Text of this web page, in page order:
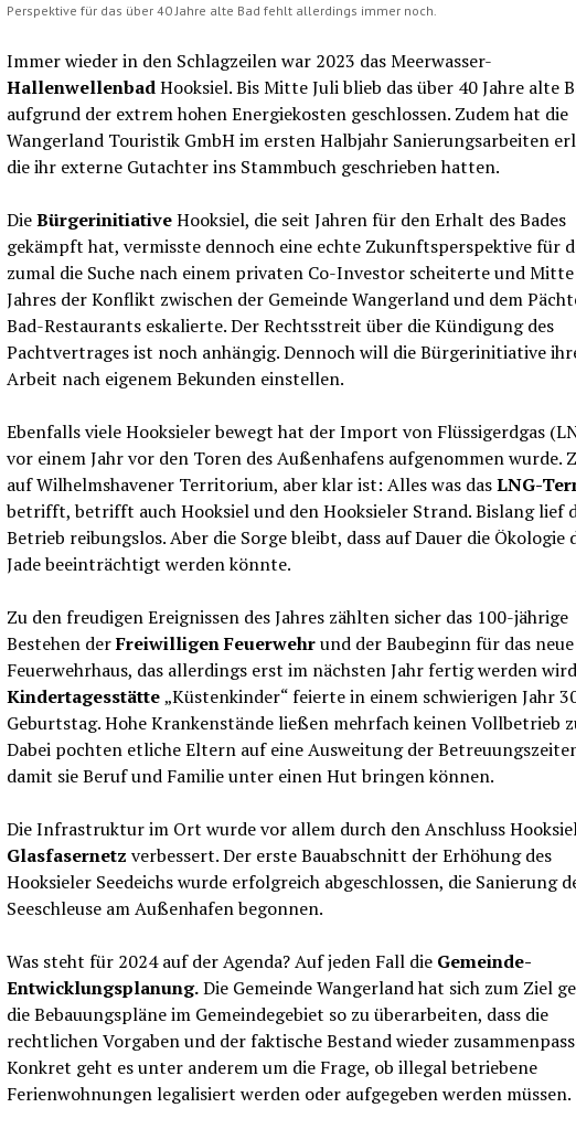
Perspektive für das über 40 Jahre alte Bad fehlt allerdings immer noch.
Immer wieder in den Schlagzeilen war 2023 das Meerwasser-
HallenwellenbadHooksiel. Bis Mitte Juli blieb das über 40 Jahre alte
aufgrund der extrem hohen Energiekosten geschlossen. Zudem hat die
Wangerland Touristik GmbH im ersten Halbjahr Sanierungsarbeiten
die ihr externe Gutachter ins Stammbuch geschrieben hatten.
DieBürgerinitiativeHooksiel, die seit Jahren für den Erhalt des Bades
gekämpft hat, vermisste dennoch eine echte Zukunftsperspektive für
zumal die Suche nach einem privaten Co-Investor scheiterte und Mitte
Jahres der Konflikt zwischen der Gemeinde Wangerland und dem
Bad-Restaurants eskalierte. Der Rechtsstreit über die Kündigung des
Pachtvertrages ist noch anhängig. Dennoch will die Bürgerinitiative
Arbeit nach eigenem Bekunden einstellen.
Ebenfalls viele Hooksieler bewegt hat der Import von Flüssigerdgas
vor einem Jahr vor den Toren des Außenhafens aufgenommen wurde.
auf Wilhelmshavener Territorium, aber klar ist: Alles was dasLNG-
betrifft, betrifft auch Hooksiel und den Hooksieler Strand. Bislang lief
Betrieb reibungslos. Aber die Sorge bleibt, dass auf Dauer die Ökologie
Jade beeinträchtigt werden könnte.
Zu den freudigen Ereignissen des Jahres zählten sicher das 100-jährige
Bestehen derFreiwilligen Feuerwehrund der Baubeginn für das neue
Feuerwehrhaus, das allerdings erst im nächsten Jahr fertig werden
Kindertagesstätte„Küstenkinder“ feierte in einem schwierigen Jahr
Geburtstag. Hohe Krankenstände ließen mehrfach keinen Vollbetrieb
Dabei pochten etliche Eltern auf eine Ausweitung der
damit sie Beruf und Familie unter einen Hut bringen können.
Die Infrastruktur im Ort wurde vor allem durch den Anschluss
Glasfasernetz verbessert. Der erste Bauabschnitt der Erhöhung des
Hooksieler Seedeichs wurde erfolgreich abgeschlossen, die Sanierung
Seeschleuse am Außenhafen begonnen.
Was steht für 2024 auf der Agenda? Auf jeden Fall die Gemeinde-
Entwicklungsplanung.Die Gemeinde Wangerland hat sich zum Ziel
die Bebauungspläne im Gemeindegebiet so zu überarbeiten, dass die
rechtlichen Vorgaben und der faktische Bestand wieder
Konkret geht es unter anderem um die Frage, ob illegal betriebene
Ferienwohnungen legalisiert werden oder aufgegeben werden müssen.